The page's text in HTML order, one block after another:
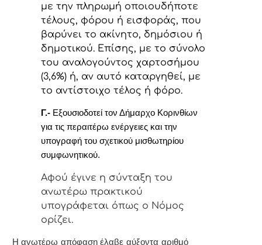
με την πληρωμή οποιουδήποτε
τέλους, φόρου ή εισφοράς, που
βαρύνει το ακίνητο, δημόσιου ή
δημοτικού. Επίσης, με το σύνολο
του αναλογούντος χαρτοσήμου
(3,6%) ή, αν αυτό καταργηθεί, με
το αντίστοιχο τέλος ή φόρο.
Γ.- Εξουσιοδοτεί τον Δήμαρχο Κορινθίων
για τις περαιτέρω ενέργειες και την
υπογραφή του σχετικού μισθωτηρίου
συμφωνητικού.
Αφoύ έγιvε η σύvταξη τoυ
αvωτέρω πρακτικoύ
υπoγράφεται όπως o Νόμoς
oρίζει.
Η αvωτέρω απόφαση έλαβε αύξοντα αριθμό